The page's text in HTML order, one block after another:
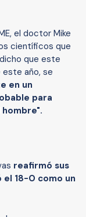
el doctor Mike
científicos que
que este
este año, se
en un
para
reafirmó sus
18-O como un